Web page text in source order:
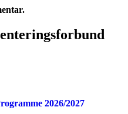
2026/2027